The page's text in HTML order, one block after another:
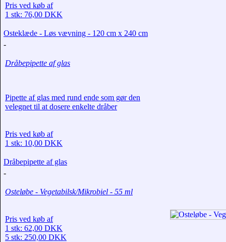
Pris ved køb af
1 stk: 76,00 DKK
Osteklæde - Løs vævning - 120 cm x 240 cm
-
Dråbepipette af glas
Pipette af glas med rund ende som gør den
velegnet til at dosere enkelte dråber
Pris ved køb af
1 stk: 10,00 DKK
Dråbepipette af glas
-
Osteløbe - Vegetabilsk/Mikrobiel - 55 ml
Pris ved køb af
1 stk: 62,00 DKK
5 stk: 250,00 DKK